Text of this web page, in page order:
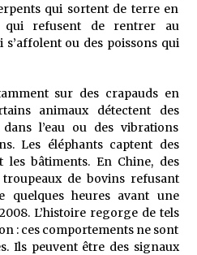
qui sortent de terre en
qui refusent de rentrer au
s’affolent ou des poissons qui
sur des crapauds en
animaux détectent des
l’eau ou des vibrations
Les éléphants captent des
bâtiments. En Chine, des
de bovins refusant
quelques heures avant une
L’histoire regorge de tels
: ces comportements ne sont
Ils peuvent être des signaux